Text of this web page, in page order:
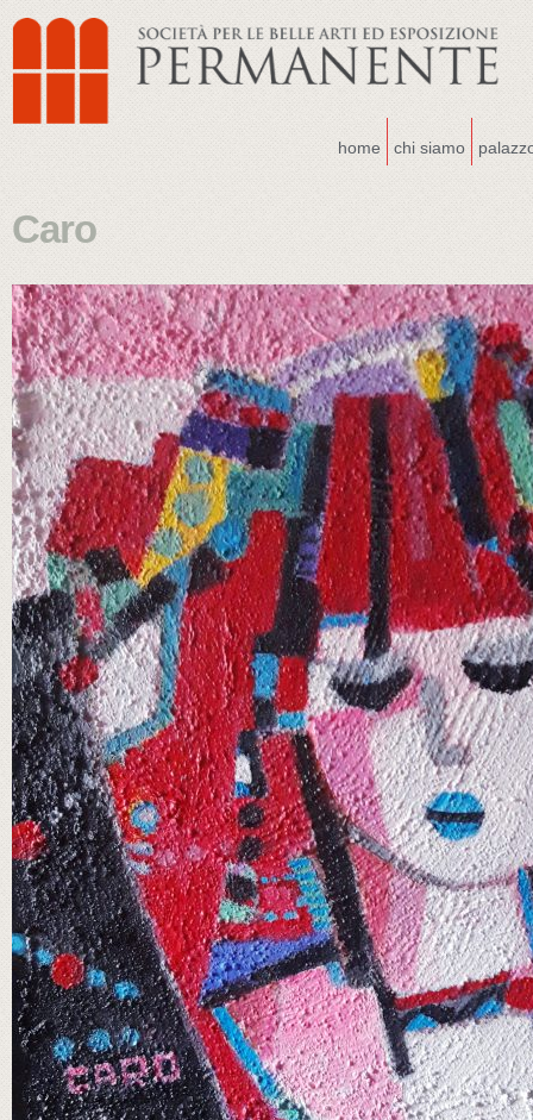
home chi siamo
Caro